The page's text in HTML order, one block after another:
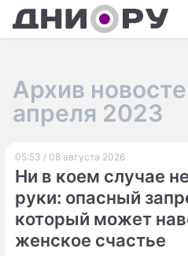
Архив
апреля 2023
05:53 / 08 августа 2026
Ни в коем случае
руки: опасный
который может
женское счастье